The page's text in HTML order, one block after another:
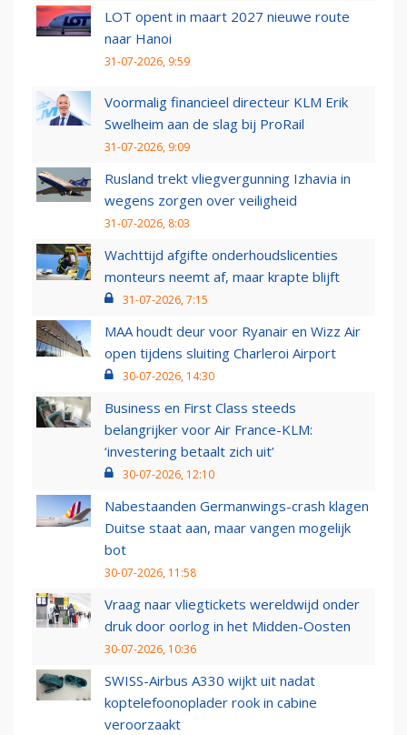
LOT opent in maart 2027 nieuwe route
naar Hanoi
31-07-2026, 9:59
Voormalig financieel directeur KLM Erik
Swelheim aan de slag bij ProRail
31-07-2026, 9:09
Rusland trekt vliegvergunning Izhavia in
wegens zorgen over veiligheid
31-07-2026, 8:03
Wachttijd afgifte onderhoudslicenties
monteurs neemt af, maar krapte blijft
31-07-2026, 7:15
MAA houdt deur voor Ryanair en Wizz Air
open tijdens sluiting Charleroi Airport
30-07-2026, 14:30
Business en First Class steeds
belangrijker voor Air France-KLM:
‘investering betaalt zich uit’
30-07-2026, 12:10
Nabestaanden Germanwings-crash klagen
Duitse staat aan, maar vangen mogelijk
bot
30-07-2026, 11:58
Vraag naar vliegtickets wereldwijd onder
druk door oorlog in het Midden-Oosten
30-07-2026, 10:36
SWISS-Airbus A330 wijkt uit nadat
koptelefoonoplader rook in cabine
veroorzaakt